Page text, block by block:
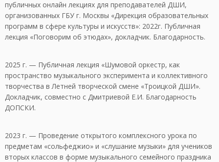
публичных онлайн лекциях для преподавателей ДШИ,
организованных ГБУ г. Москвы «Дирекция образовательных
программ в сфере культуры и искусств»: 2022г. Публичная
лекция «Поговорим об этюдах», докладчик. Благодарность.
2025 г. — Публичная лекция «Шумовой оркестр, как
пространство музыкального эксперимента и коллективного
творчества в Летней творческой смене «Троицкой ДШИ».
Докладчик, совместно с Дмитриевой Е.И. Благодарность
ДОПСКИ.
2023 г. — Проведение открытого комплексного урока по
предметам «сольфеджио» и «слушание музыки» для учеников
вторых классов в форме музыкального семейного праздника